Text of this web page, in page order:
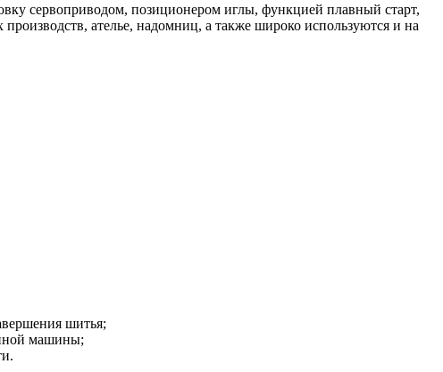
сервоприводом, позиционером иглы, функцией плавный старт,
ателье, надомниц, а также широко используются и на
шитья;
машины;